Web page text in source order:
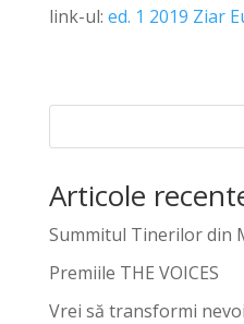
link-ul: ed. 1 2019 Ziar
Articole
Summitul Tinerilor din
Premiile THE VOICES
Vrei să transformi